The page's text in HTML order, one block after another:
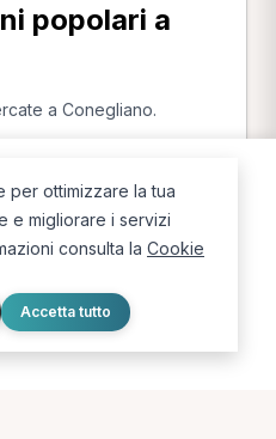
popolari a
a Conegliano.
per ottimizzare la tua
e migliorare i servizi
consulta la Cookie
Accetta tutto